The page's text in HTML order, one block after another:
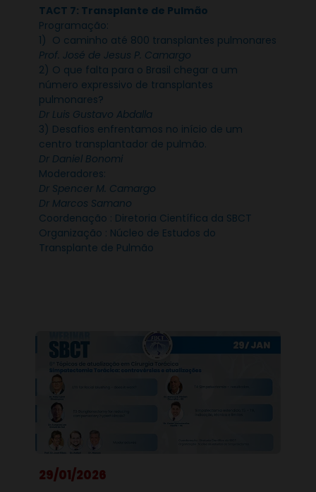
TACT 7: Transplante de Pulmão
Programação:
1) O caminho até 800 transplantes pulmonares
Prof. José de Jesus P. Camargo
2) O que falta para o Brasil chegar a um
número expressivo de transplantes
pulmonares?
Dr Luis Gustavo Abdalla
3) Desafios enfrentamos no início de um
centro transplantador de pulmão.
Dr Daniel Bonomi
Moderadores:
Dr Spencer M. Camargo
Dr Marcos Samano
Coordenação : Diretoria Científica da SBCT
Organização : Núcleo de Estudos do
Transplante de Pulmão
29/01/2026